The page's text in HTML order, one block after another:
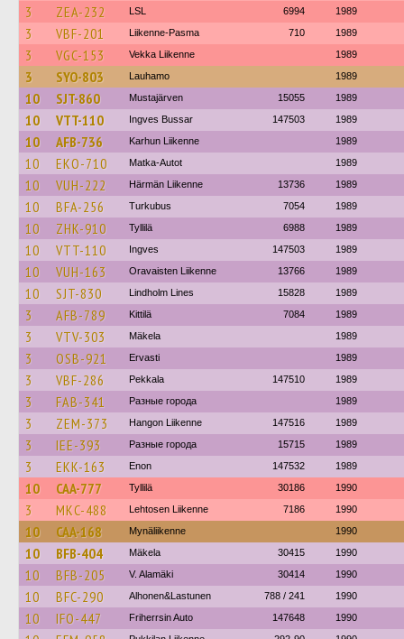
3 ZEA-232 LSL 6994 1989
3 VBF-201 Liikenne-Pasma 710 1989
3 VGC-153 Vekka Liikenne 1989
3 SYO-803 Lauhamo 1989
10 SJT-860 Mustajärven 15055 1989
10 VTT-110 Ingves Bussar 147503 1989
10 AFB-736 Karhun Liikenne 1989
10 EKO-710 Matka-Autot 1989
10 VUH-222 Härmän Liikenne 13736 1989
10 BFA-256 Turkubus 7054 1989
10 ZHK-910 Tyllilä 6988 1989
10 VTT-110 Ingves 147503 1989
10 VUH-163 Oravaisten Liikenne 13766 1989
10 SJT-830 Lindholm Lines 15828 1989
3 AFB-789 Kittilä 7084 1989
3 VTV-303 Mäkela 1989
3 OSB-921 Ervasti 1989
3 VBF-286 Pekkala 147510 1989
3 FAB-341 Разные города 1989
3 ZEM-373 Hangon Liikenne 147516 1989
3 IEE-393 Разные города 15715 1989
3 EKK-163 Enon 147532 1989
10 CAA-777 Tyllilä 30186 1990
3 MKC-488 Lehtosen Liikenne 7186 1990
10 CAA-168 Mynäliikenne 1990
10 BFB-404 Mäkela 30415 1990
10 BFB-205 V. Alamäki 30414 1990
10 BFC-290 Alhonen&Lastunen 788 / 241 1990
10 IFO-447 Friherrsin Auto 147648 1990